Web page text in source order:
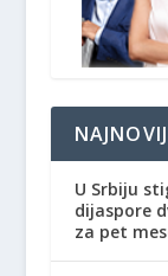
U Srbiju
dijaspore
za pet